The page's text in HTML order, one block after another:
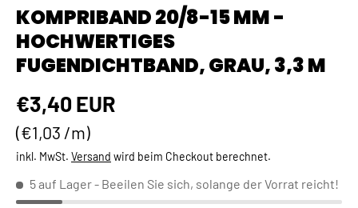
KOMPRIBAND 20/8-15 MM -
HOCHWERTIGES
FUGENDICHTBAND, GRAU, 3,3 M
Normaler Preis
€3,40 EUR
Grundpreis
€1,03 /m
inkl. MwSt. Versand wird beim Checkout berechnet.
5 auf Lager- Beeilen Sie sich, solange der Vorrat reicht!